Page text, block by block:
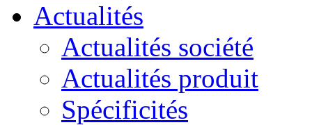
Actualités
Actualités société
Actualités produit
Spécificités